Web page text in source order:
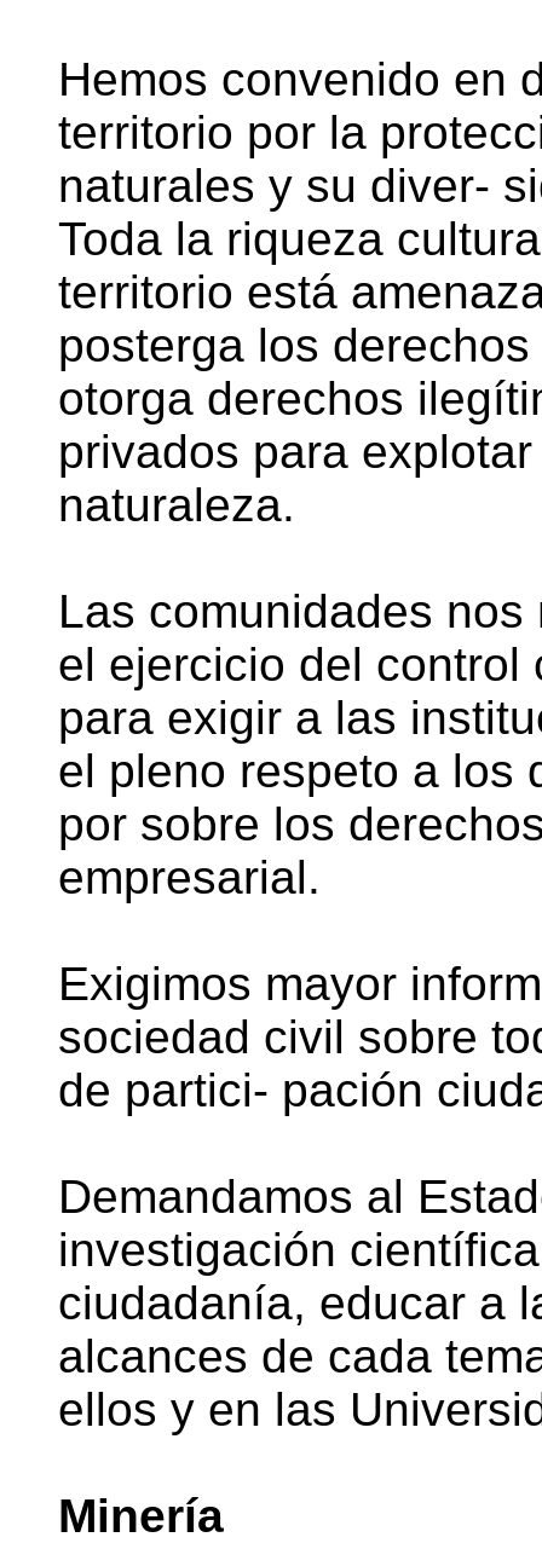
Hemos convenido en
territorio por la
naturales y su diver-
Toda la riqueza
territorio está
posterga los
otorga derechos
privados para
naturaleza.
Las comunidades
el ejercicio del control
para exigir a las
el pleno respeto a los
por sobre los
empresarial.
Exigimos mayor
sociedad civil sobre
de partici- pación
Demandamos al
investigación
ciudadanía, educar a
alcances de cada
ellos y en las
Minería